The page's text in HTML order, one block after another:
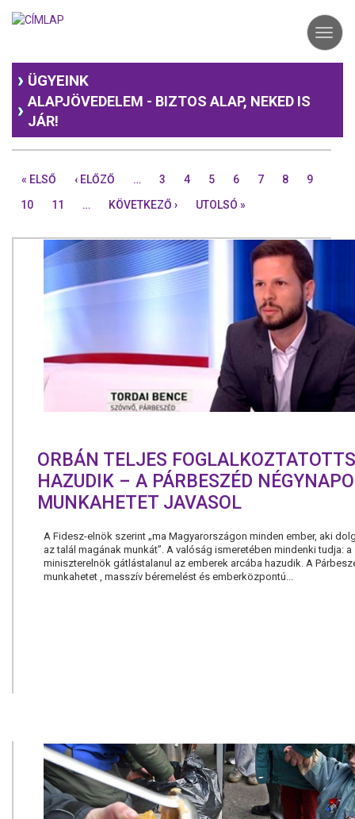
ÜGYEINK
ALAPJÖVEDELEM - BIZTOS ALAP, NEKED IS
JÁR!
« ELSŐ ‹ ELŐZŐ … 3 4 5 6 7 8
9
10
11 … KÖVETKEZŐ › UTOLSÓ »
ORBÁN TELJES
HAZUDIK – A PÁRBESZÉD
MUNKAHETET JAVASOL
A Fidesz-elnök szerint „ma Magyarországon minden ember, aki
az talál magának munkát”. A valóság ismeretében mindenki tudja: a
miniszterelnök gátlástalanul az emberek arcába hazudik. A
munkahetet , masszív béremelést és emberközpontú...